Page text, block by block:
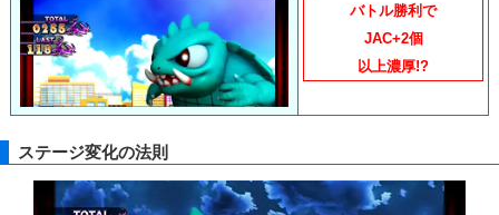
バトル勝利で
JAC+2個
以上濃厚!?
ステージ変化の法則